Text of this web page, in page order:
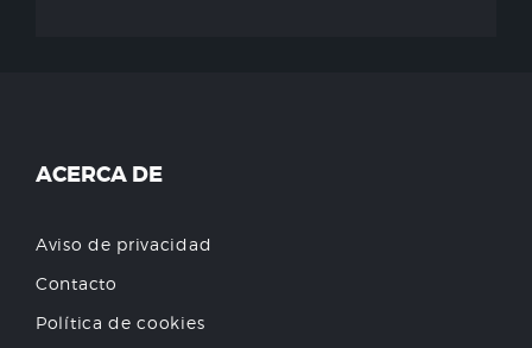
ACERCA DE
Aviso de privacidad
Contacto
Política de cookies